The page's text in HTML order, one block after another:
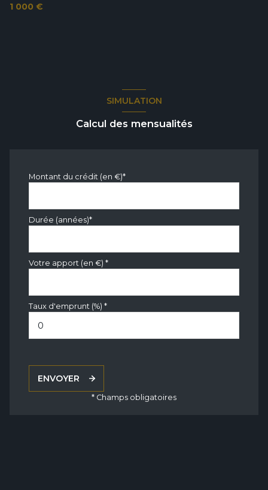
1 000 €
SIMULATION
Calcul des mensualités
Montant du crédit (en €)*
Durée (années)*
Votre apport (en €) *
Taux d'emprunt (%) *
ENVOYER
* Champs obligatoires